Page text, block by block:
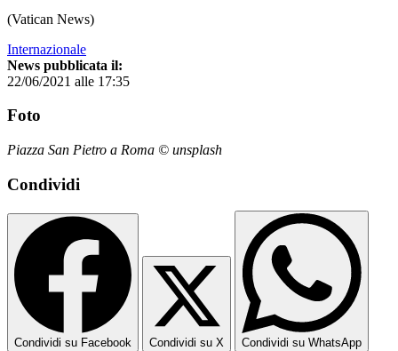
(Vatican News)
Internazionale
News pubblicata il:
22/06/2021 alle 17:35
Foto
Piazza San Pietro a Roma © unsplash
Condividi
Condividi su Facebook Condividi su X Condividi su WhatsApp